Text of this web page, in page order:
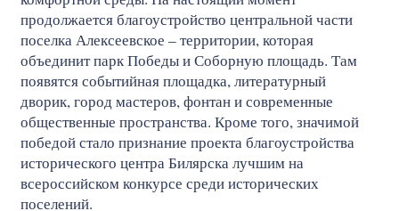
продолжается благоустройство центральной части
поселка Алексеевское – территории, которая
объединит парк Победы и Соборную площадь. Там
появятся событийная площадка, литературный
дворик, город мастеров, фонтан и современные
общественные пространства. Кроме того, значимой
победой стало признание проекта благоустройства
исторического центра Билярска лучшим на
всероссийском конкурсе среди исторических
поселений.